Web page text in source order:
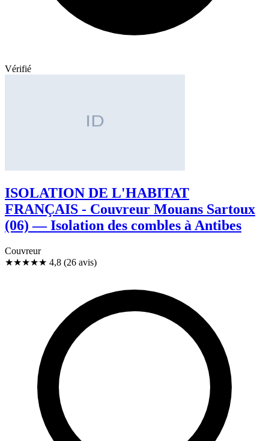
Vérifié
ISOLATION DE L'HABITAT
FRANÇAIS - Couvreur Mouans Sartoux
(06) — Isolation des combles à Antibes
Couvreur
★★★★★ 4,8 (26 avis)